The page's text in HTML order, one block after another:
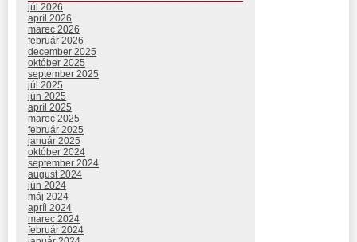
júl 2026
apríl 2026
marec 2026
február 2026
december 2025
október 2025
september 2025
júl 2025
jún 2025
apríl 2025
marec 2025
február 2025
január 2025
október 2024
september 2024
august 2024
jún 2024
máj 2024
apríl 2024
marec 2024
február 2024